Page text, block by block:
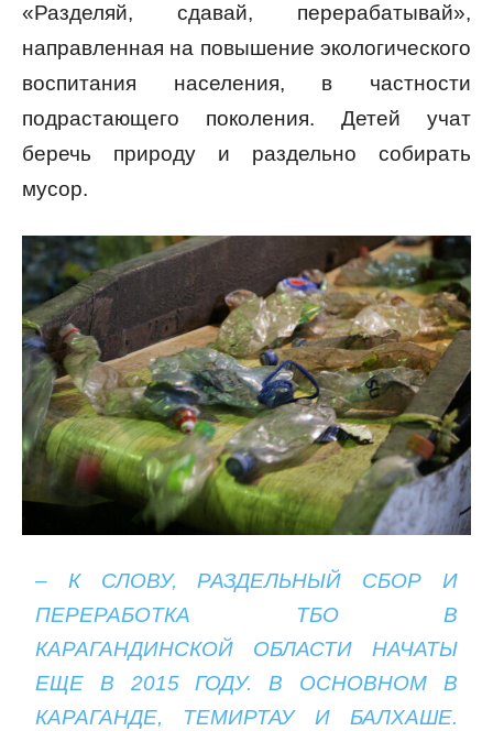
«Разделяй, сдавай, перерабатывай»,
направленная на повышение экологического
воспитания населения, в частности
подрастающего поколения. Детей учат
беречь природу и раздельно собирать
мусор.
– К СЛОВУ, РАЗДЕЛЬНЫЙ СБОР И
ПЕРЕРАБОТКА ТБО В
КАРАГАНДИНСКОЙ ОБЛАСТИ НАЧАТЫ
ЕЩЕ В 2015 ГОДУ. В ОСНОВНОМ В
КАРАГАНДЕ, ТЕМИРТАУ И БАЛХАШЕ.